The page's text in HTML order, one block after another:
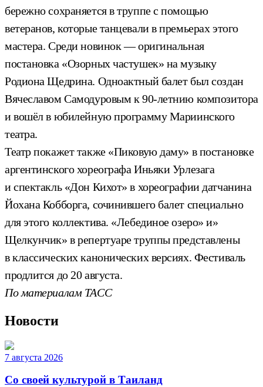
бережно сохраняется в труппе с помощью
ветеранов, которые танцевали в премьерах этого
мастера. Среди новинок — оригинальная
постановка «Озорных частушек» на музыку
Родиона Щедрина. Одноактный балет был создан
Вячеславом Самодуровым к 90-летнию композитора
и вошёл в юбилейную программу Мариинского
театра.
Театр покажет также «Пиковую даму» в постановке
аргентинского хореографа Иньяки Урлезага
и спектакль «Дон Кихот» в хореографии датчанина
Йохана Кобборга, сочинившего балет специально
для этого коллектива. «Лебединое озеро» и»
Щелкунчик» в репертуаре труппы представлены
в классических канонических версиях. Фестиваль
продлится до 20 августа.
По материалам ТАСС
Новости
7 августа 2026
Со своей культурой в Таиланд